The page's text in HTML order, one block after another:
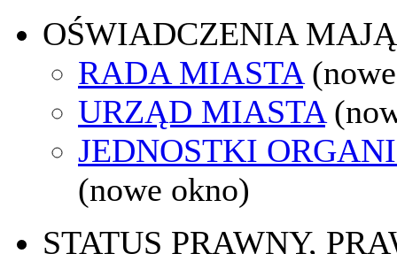
OŚWIADCZENIA
RADA MIASTA
URZĄD MIASTA
JEDNOSTKI
(nowe okno)
STATUS PRAWNY,